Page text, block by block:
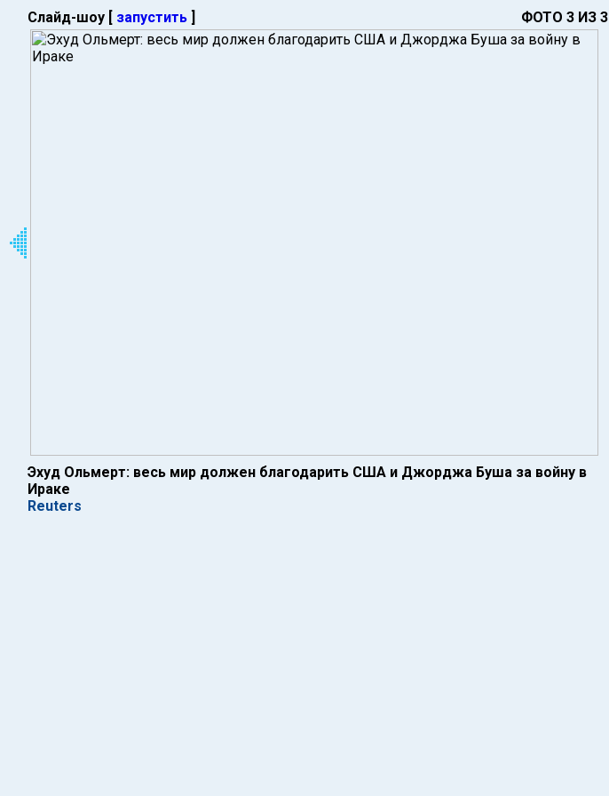
Слайд-шоу [ запустить ] ФОТО 3 ИЗ 3
Эхуд Ольмерт: весь мир должен благодарить США и Джорджа Буша за войну в
Ираке
Reuters